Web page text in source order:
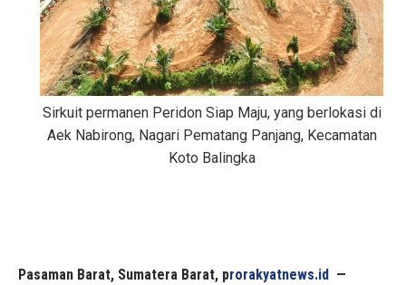
Sirkuit permanen Peridon Siap Maju, yang berlokasi di
Aek Nabirong, Nagari Pematang Panjang, Kecamatan
Koto Balingka
Pasaman Barat, Sumatera Barat, prorakyatnews.id —